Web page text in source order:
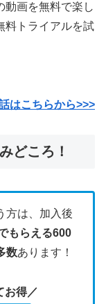
動画を無料で楽し
料トライアルを試
はこちらから>>>
どころ！
方は、加入後
もらえる600
数あります！
お得／